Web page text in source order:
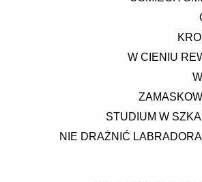
W CIENIU
STUDIUM W
NIE DRAŻNIĆ